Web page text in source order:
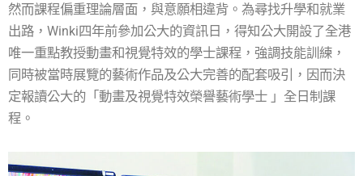
然而課程偏重理論層面，與意願相違背。為尋找升學和就業
出路，Winki四年前參加公大的資訊日，得知公大開設了全港
唯一重點教授動畫和視覺特效的學士課程，強調技能訓練，
同時被當時展覽的藝術作品及公大完善的配套吸引，因而決
定報讀公大的「動畫及視覺特效榮譽藝術學士 」全日制課
程。